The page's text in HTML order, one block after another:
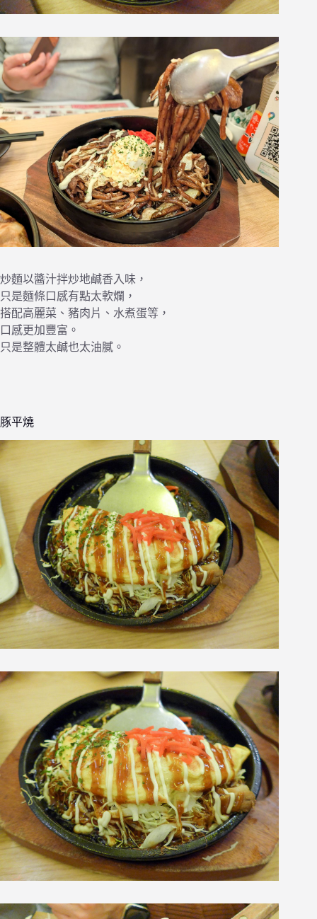
炒麵以醬汁拌炒地鹹香入味，
只是麵條口感有點太軟爛，
搭配高麗菜、豬肉片、水煮蛋等，
口感更加豐富。
只是整體太鹹也太油膩。
豚平燒